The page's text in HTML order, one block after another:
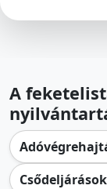
A
Csődeljárások